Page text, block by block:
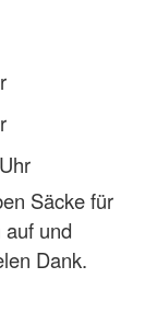
Säcke für
und
Dank.